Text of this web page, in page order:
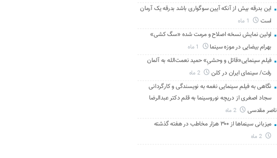
این بدرقه بیش از آنکه آیین سوگواری باشد بدرقه یک آرمان
است
اولین نمایش نسخه اصلاح و مرمت شده «سگ کشی»
بهرام بیضایی در موزه سینما
فیلم سینمایی«قاتل و وحشیِ» حمید نعمت‌الله به آلمان
رفت/ سینمای ایران در کلن
2 ماه
نگاهی به فیلم سینمایی نغمه به نویسندگی و کارگردانی
سجاد اصغری از دریچه نوروسینما به قلم دکتر عبدالرضا
ناصر مقدسی
2 ماه
میزبانی سینماها از ۳۰۰ هزار مخاطب در هفته گذشته
2 ماه